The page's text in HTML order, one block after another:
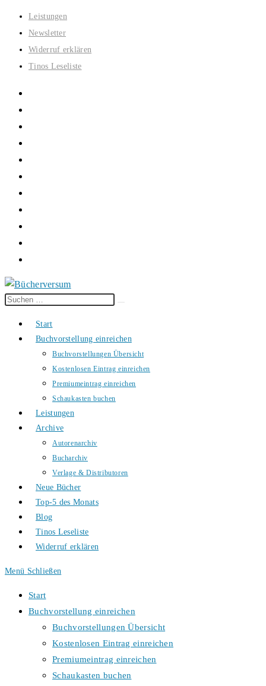
Zum
Inhalt
springen
Leistungen
Newsletter
Widerruf erklären
Tinos Leseliste
Diese
durchsuchen
Start
Buchvorstellung einreichen
Buchvorstellungen Übersicht
Kostenlosen Eintrag einreichen
Premiumeintrag einreichen
Schaukasten buchen
Leistungen
Archive
Autorenarchiv
Bucharchiv
Verlage & Distributoren
Neue Bücher
Top-5 des Monats
Blog
Tinos Leseliste
Widerruf erklären
Menü Schließen
Start
Buchvorstellung einreichen
Buchvorstellungen Übersicht
Kostenlosen Eintrag einreichen
Premiumeintrag einreichen
Schaukasten buchen